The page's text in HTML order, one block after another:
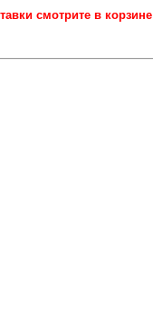
смотрите в корзине